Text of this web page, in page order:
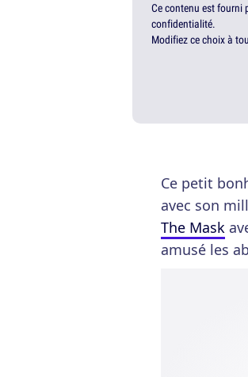
Ce contenu est fourni
confidentialité.
Modifiez ce choix à
Ce petit
avec son
The Mask
amusé les